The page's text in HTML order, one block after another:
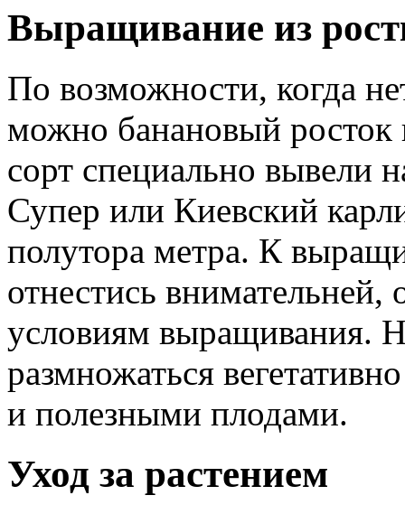
Выращивание из
По возможности, когда
можно банановый росток
сорт специально вывели
Супер или Киевский
полутора метра. К
отнестись внимательней,
условиям выращивания.
размножаться
и полезными плодами.
Уход за растением